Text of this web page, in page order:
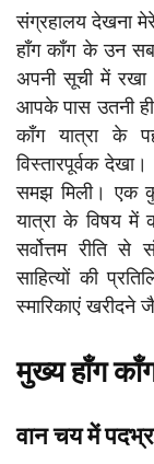
संग्रहालय देखना
हाँग काँग के उन
अपनी सूची में
आपके पास उतनी
काँग यात्रा के
विस्तारपूर्वक
समझ मिली। एक
यात्रा के विषय में
सर्वोत्तम रीति
साहित्यों की
स्मारिकाएं
मुख्य हाँग
वान चय में